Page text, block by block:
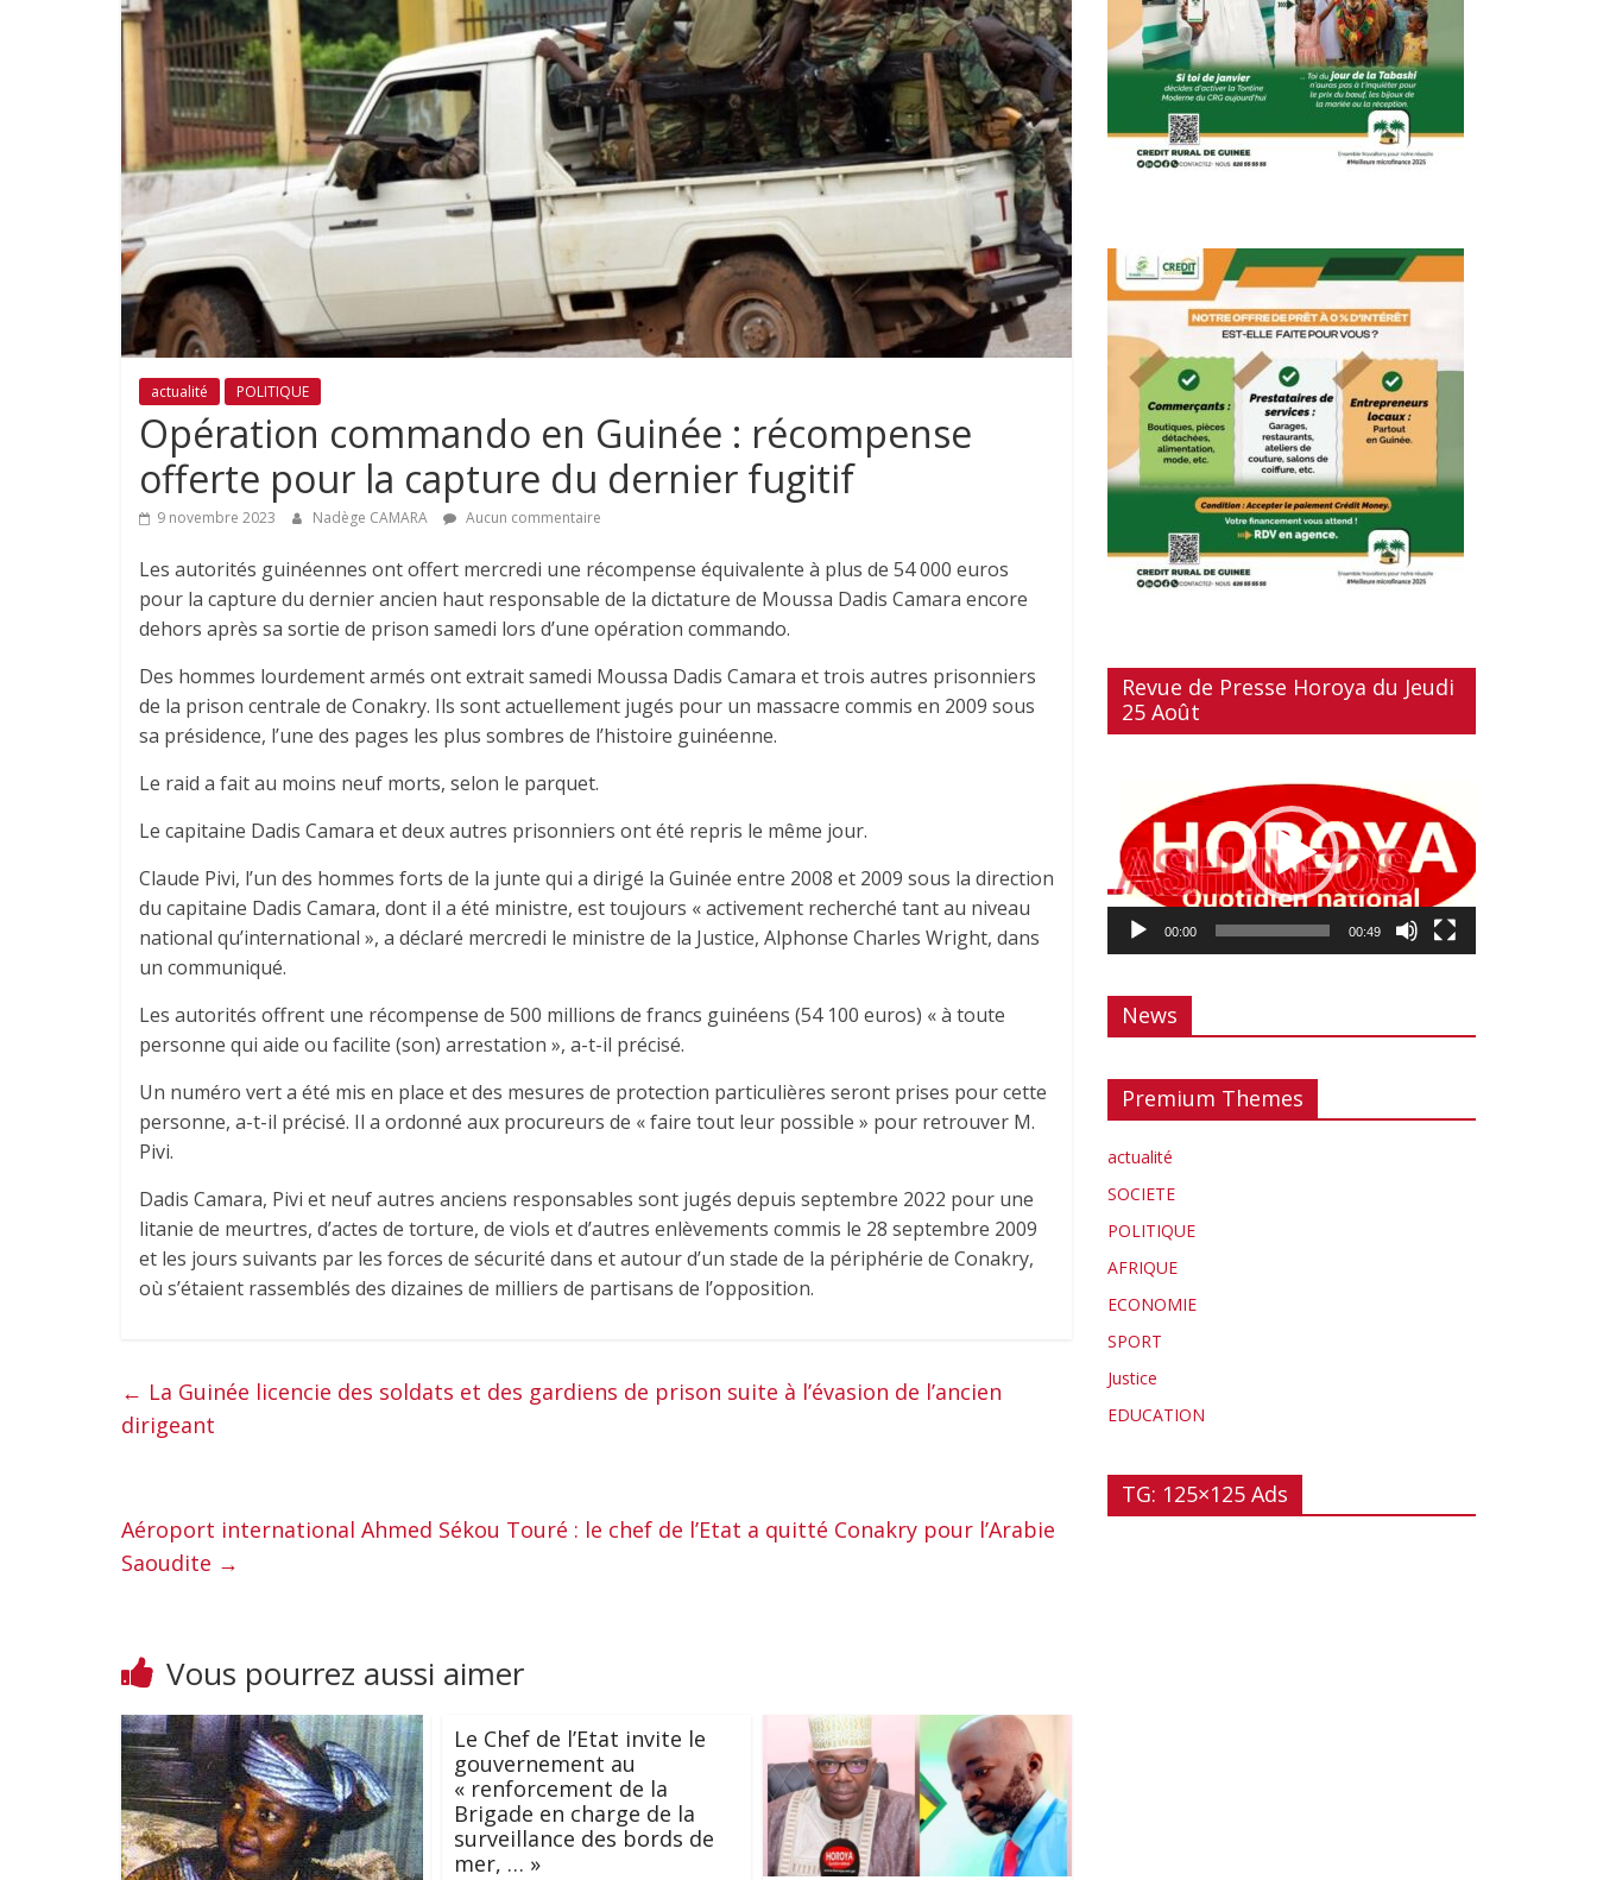
actualité POLITIQUE
Opération commando en Guinée : récompense
offerte pour la capture du dernier fugitif
9 novembre 2023 Nadège CAMARA Aucun commentaire
Les autorités guinéennes ont offert mercredi une récompense équivalente à plus de 54 000 euros
pour la capture du dernier ancien haut responsable de la dictature de Moussa Dadis Camara encore
dehors après sa sortie de prison samedi lors d’une opération commando.
Des hommes lourdement armés ont extrait samedi Moussa Dadis Camara et trois autres prisonniers
de la prison centrale de Conakry. Ils sont actuellement jugés pour un massacre commis en 2009 sous
sa présidence, l’une des pages les plus sombres de l’histoire guinéenne.
Le raid a fait au moins neuf morts, selon le parquet.
Le capitaine Dadis Camara et deux autres prisonniers ont été repris le même jour.
Claude Pivi, l’un des hommes forts de la junte qui a dirigé la Guinée entre 2008 et 2009 sous la direction
du capitaine Dadis Camara, dont il a été ministre, est toujours « activement recherché tant au niveau
national qu’international », a déclaré mercredi le ministre de la Justice, Alphonse Charles Wright, dans
un communiqué.
Les autorités offrent une récompense de 500 millions de francs guinéens (54 100 euros) « à toute
personne qui aide ou facilite (son) arrestation », a-t-il précisé.
Un numéro vert a été mis en place et des mesures de protection particulières seront prises pour cette
personne, a-t-il précisé. Il a ordonné aux procureurs de « faire tout leur possible » pour retrouver M.
Pivi.
Dadis Camara, Pivi et neuf autres anciens responsables sont jugés depuis septembre 2022 pour une
litanie de meurtres, d’actes de torture, de viols et d’autres enlèvements commis le 28 septembre 2009
et les jours suivants par les forces de sécurité dans et autour d’un stade de la périphérie de Conakry,
où s’étaient rassemblés des dizaines de milliers de partisans de l’opposition.
← La Guinée licencie des soldats et des gardiens de prison suite à l’évasion de l’ancien
dirigeant
Aéroport international Ahmed Sékou Touré : le chef de l’Etat a quitté Conakry pour l’Arabie
Saoudite →
Vous pourrez aussi aimer
Le Chef de l’Etat invite le
gouvernement au
« renforcement de la
Brigade en charge de la
surveillance des bords de
mer, … »
Revue de Presse Horoya du Jeudi
25 Août
00:00 00:49
News
Premium Themes
actualité
SOCIETE
POLITIQUE
AFRIQUE
ECONOMIE
SPORT
Justice
EDUCATION
TG: 125×125 Ads